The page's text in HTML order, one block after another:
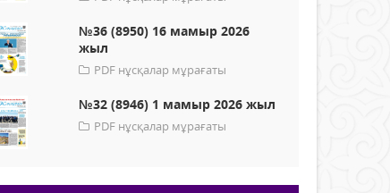
№36 (8950) 16 мамыр 2026
жыл
PDF нұсқалар мұрағаты
№32 (8946) 1 мамыр 2026 жыл
PDF нұсқалар мұрағаты